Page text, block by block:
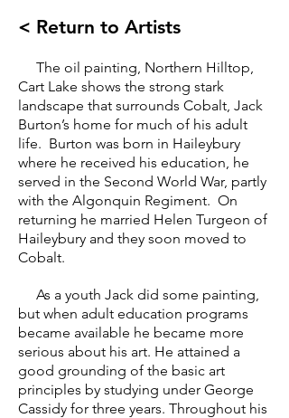
< Return to Artists
The oil painting, Northern Hilltop,
Cart Lake shows the strong stark
landscape that surrounds Cobalt, Jack
Burton’s home for much of his adult
life. Burton was born in Haileybury
where he received his education, he
served in the Second World War, partly
with the Algonquin Regiment. On
returning he married Helen Turgeon of
Haileybury and they soon moved to
Cobalt.
As a youth Jack did some painting,
but when adult education programs
became available he became more
serious about his art. He attained a
good grounding of the basic art
principles by studying under George
Cassidy for three years. Throughout his